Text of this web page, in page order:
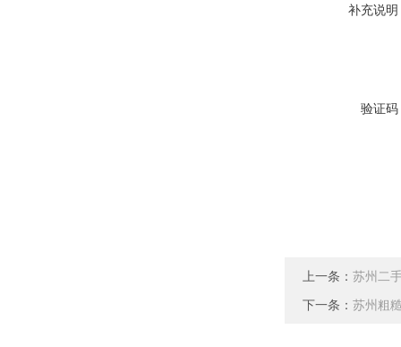
补充说明
验证码
上一条： 苏州二
下一条： 苏州粗